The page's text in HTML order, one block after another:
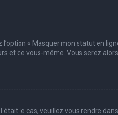
« Masquer mon statut en
et de vous-même. Vous serez alors
était le cas, veuillez vous rendre